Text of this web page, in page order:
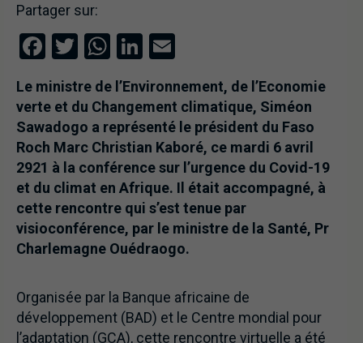
Partager sur:
Facebook
Twitter
WhatsApp
LinkedIn
Le ministre de l’Environnement, de l’Economie
verte et du Changement climatique, Siméon
Sawadogo a représenté le président du Faso
Roch Marc Christian Kaboré, ce mardi 6 avril
2921 à la conférence sur l’urgence du Covid-19
et du climat en Afrique. Il était accompagné, à
cette rencontre qui s’est tenue par
visioconférence, par le ministre de la Santé, Pr
Charlemagne Ouédraogo.
Organisée par la Banque africaine de
développement (BAD) et le Centre mondial pour
l’adaptation (GCA), cette rencontre virtuelle a été